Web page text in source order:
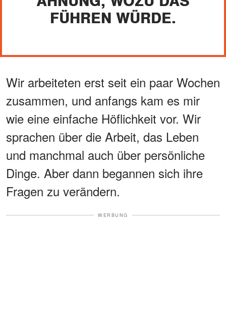
FÜHREN WÜRDE.
Wir arbeiteten erst seit ein paar Wochen
zusammen, und anfangs kam es mir
wie eine einfache Höflichkeit vor. Wir
sprachen über die Arbeit, das Leben
und manchmal auch über persönliche
Dinge. Aber dann begannen sich ihre
Fragen zu verändern.
WERBUNG